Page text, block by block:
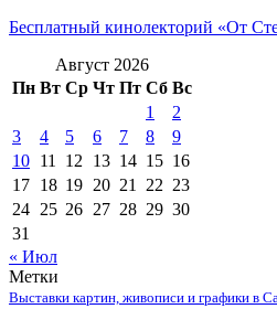
Бесплатный кинолекторий «От
Август 2026
Пн Вт Ср Чт Пт Сб Вс
1
2
3
4 5 6 7 8
9
10 11 12 13 14 15 16
17 18 19 20 21 22 23
24 25 26 27 28 29 30
31
« Июл
Метки
Выставки картин, живописи и графики в